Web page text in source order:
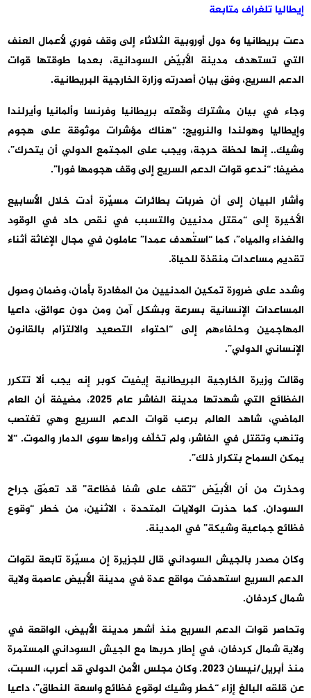
إيطاليا تلغراف متابعة
دعت بريطانيا و6 دول أوروبية الثلاثاء إلى وقف فوري لأعمال العنف
التي تستهدف مدينة الأبيّض السودانية، بعدما طوقتها قوات
الدعم السريع، وفق بيان أصدرته وزارة الخارجية البريطانية.
وجاء في بيان مشترك وقّعته بريطانيا وفرنسا وألمانيا وأيرلندا
وإيطاليا وهولندا والنرويج: “هناك مؤشرات موثوقة على هجوم
وشيك.. إنها لحظة حرجة، ويجب على المجتمع الدولي أن يتحرك”،
مضيفا: “ندعو قوات الدعم السريع إلى وقف هجومها فورا”.
وأشار البيان إلى أن ضربات بطائرات مسيّرة أدت خلال الأسابيع
الأخيرة إلى “مقتل مدنيين والتسبب في نقص حاد في الوقود
والغذاء والمياه”، كما “استُهدف عمدا” عاملون في مجال الإغاثة أثناء
تقديم مساعدات منقذة للحياة.
وشدد على ضرورة تمكين المدنيين من المغادرة بأمان، وضمان وصول
المساعدات الإنسانية بسرعة وبشكل آمن ومن دون عوائق، داعيا
المهاجمين وحلفاءهم إلى “احتواء التصعيد والالتزام بالقانون
الإنساني الدولي”.
وقالت وزيرة الخارجية البريطانية إيفيت كوبر إنه يجب ألا تتكرر
الفظائع التي شهدتها مدينة الفاشر عام 2025، مضيفة أن العام
الماضي، شاهد العالم برعب قوات الدعم السريع وهي تغتصب
وتنهب وتقتل في الفاشر، ولم تخلّف وراءها سوى الدمار والموت. “لا
يمكن السماح بتكرار ذلك”.
وحذرت من أن الأبيّض “تقف على شفا فظاعة” قد تعمّق جراح
السودان. كما حذرت الولايات المتحدة ، الاثنين، من خطر “وقوع
فظائع جماعية وشيكة” في المدينة.
وكان مصدر بالجيش السوداني قال للجزيرة إن مسيّرة تابعة لقوات
الدعم السريع استهدفت مواقع عدة في مدينة الأبيض عاصمة ولاية
شمال كردفان.
وتحاصر قوات الدعم السريع منذ أشهر مدينة الأبيض، الواقعة في
ولاية شمال كردفان، في إطار حربها مع الجيش السوداني المستمرة
منذ أبريل/نيسان 2023. وكان مجلس الأمن الدولي قد أعرب، السبت،
عن قلقه البالغ إزاء “خطر وشيك لوقوع فظائع واسعة النطاق”، داعيا